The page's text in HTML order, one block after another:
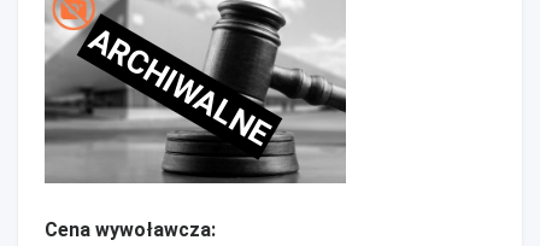
ARCHIWALNE
Cena wywoławcza: